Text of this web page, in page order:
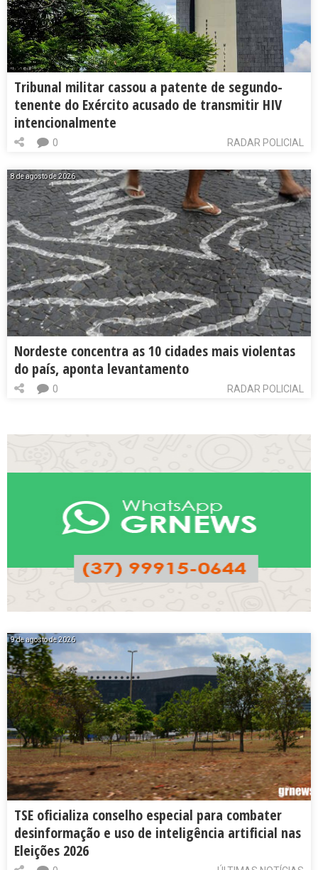
Tribunal militar cassou a patente de segundo-
tenente do Exército acusado de transmitir HIV
intencionalmente
RADAR POLICIAL
0
8 de agosto de 2026
Nordeste concentra as 10 cidades mais violentas
do país, aponta levantamento
RADAR POLICIAL
0
9 de agosto de 2026
TSE oficializa conselho especial para combater
desinformação e uso de inteligência artificial nas
Eleições 2026